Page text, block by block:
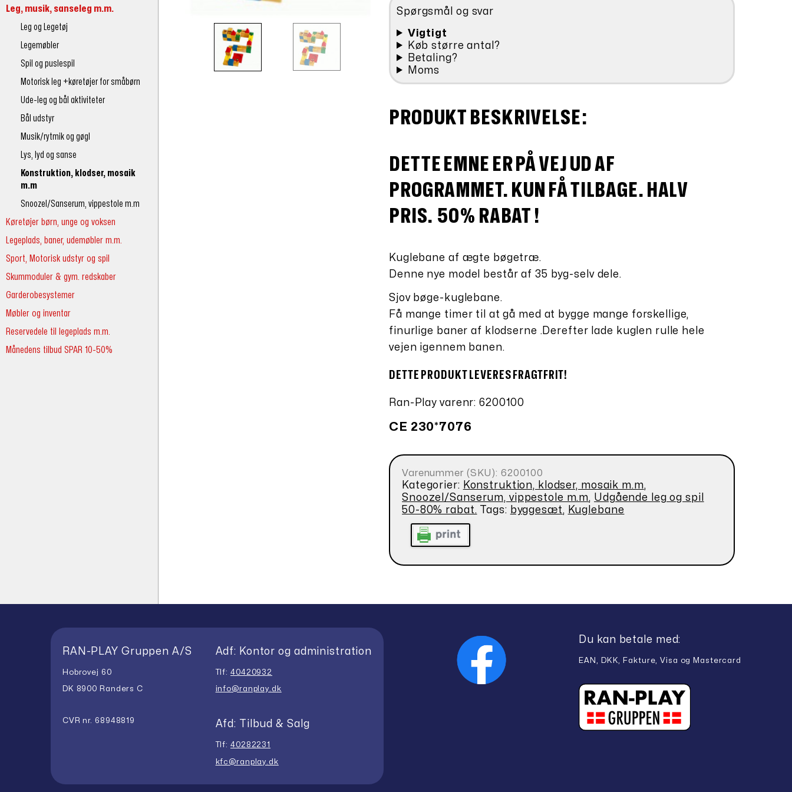
Leg, musik, sanseleg m.m.
Leg og Legetøj
Legemøbler
Spil og puslespil
Motorisk leg +køretøjer for småbørn
Ude-leg og bål aktiviteter
Bål udstyr
Musik/rytmik og gøgl
Lys, lyd og sanse
Konstruktion, klodser, mosaik
m.m
Snoozel/Sanserum, vippestole m.m
Køretøjer børn, unge og voksen
Legeplads, baner, udemøbler m.m.
Sport, Motorisk udstyr og spil
Skummoduler & gym. redskaber
Garderobesystemer
Møbler og inventar
Reservedele til legeplads m.m.
Månedens tilbud SPAR 10-50%
Spørgsmål og svar
Vigtigt
Køb større antal?
Betaling?
Moms
PRODUKT BESKRIVELSE:
DETTE EMNE ER PÅ VEJ UD AF
PROGRAMMET. KUN FÅ TILBAGE. HALV
PRIS. 50% RABAT !
Kuglebane af ægte bøgetræ.
Denne nye model består af 35 byg-selv dele.
Sjov bøge-kuglebane.
Få mange timer til at gå med at bygge mange forskellige,
finurlige baner af klodserne .Derefter lade kuglen rulle hele
vejen igennem banen.
DETTE PRODUKT LEVERES FRAGTFRIT!
Ran-Play varenr: 6200100
CE 230*7076
Varenummer (SKU): 6200100
Kategorier: Konstruktion, klodser, mosaik m.m,
Snoozel/Sanserum, vippestole m.m, Udgående leg og spil
50-80% rabat.
Tags: byggesæt, Kuglebane
RAN-PLAY Gruppen A/S
Hobrovej 60
DK 8900 Randers C
CVR nr. 68948819
Adf: Kontor og administration
Tlf: 40420932
info@ranplay.dk
Afd: Tilbud & Salg
Tlf: 40282231
kfc@ranplay.dk
Du kan betale med:
EAN, DKK, Fakture, Visa og Mastercard